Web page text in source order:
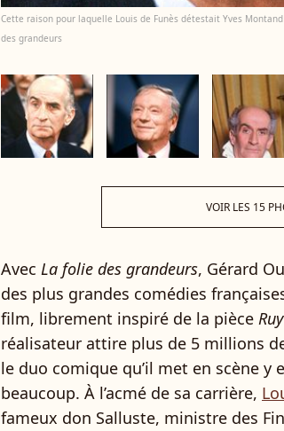
Cette raison pour laquelle Louis de Funès détestait Yves
des grandeurs
VOIR LES 15
Avec La folie des grandeurs, Gérard
des plus grandes comédies
film, librement inspiré de la pièce
réalisateur attire plus de 5 millions
le duo comique qu’il met en scène y
beaucoup. À l’acmé de sa carrière,
fameux don Salluste, ministre des